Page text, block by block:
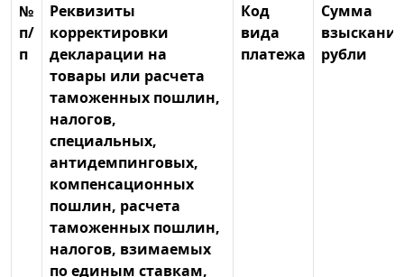
№
п/
п
Реквизиты
корректировки
декларации на
товары или расчета
таможенных пошлин,
налогов,
специальных,
антидемпинговых,
компенсационных
пошлин, расчета
таможенных пошлин,
налогов, взимаемых
по единым ставкам,
Код
вида
платежа
Сумма
рубли